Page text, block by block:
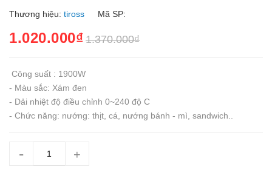
Thương hiệu: tiross Mã SP:
1.020.000₫ 1.370.000₫
Công suất : 1900W
- Màu sắc: Xám đen
- Dải nhiệt độ điều chỉnh 0~240 độ C
- Chức năng: nướng: thịt, cá, nướng bánh - mì, sandwich..
- +